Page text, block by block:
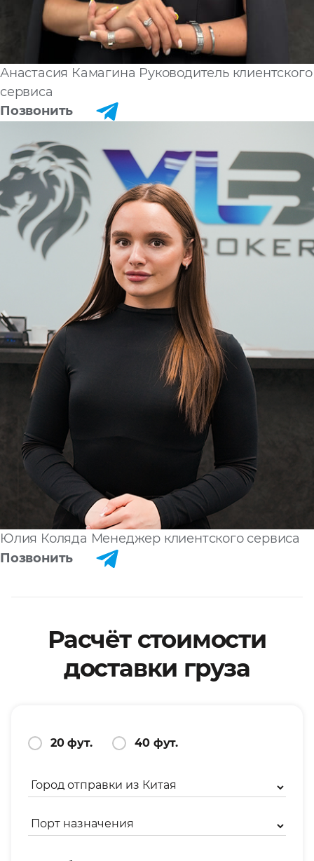
Анастасия Камагина Руководитель клиентского
сервиса
Позвонить
Юлия Коляда Менеджер клиентского сервиса
Позвонить
Расчёт стоимости
доставки груза
20 фут. 40 фут.